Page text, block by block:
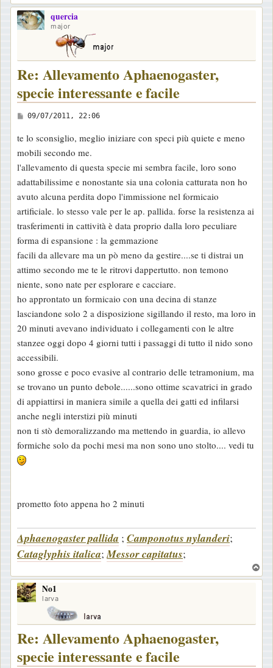
o
quercia
major
Re: Allevamento Aphaenogaster,
specie interessante e facile
M
s
s
a
g
g
i
o
09/07/2011, 22:06
te lo sconsiglio, meglio iniziare con speci più quiete e meno
mobili secondo me.
l'allevamento di questa specie mi sembra facile, loro sono
adattabilissime e nonostante sia una colonia catturata non ho
avuto alcuna perdita dopo l'immissione nel formicaio
artificiale. lo stesso vale per le ap. pallida. forse la resistenza ai
trasferimenti in cattività è data proprio dalla loro peculiare
forma di espansione : la gemmazione
facili da allevare ma un pò meno da gestire....se ti distrai un
attimo secondo me te le ritrovi dappertutto. non temono
niente, sono nate per esplorare e cacciare.
ho approntato un formicaio con una decina di stanze
lasciandone solo 2 a disposizione sigillando il resto, ma loro in
20 minuti avevano individuato i collegamenti con le altre
stanzee oggi dopo 4 giorni tutti i passaggi di tutto il nido sono
accessibili.
sono grosse e poco evasive al contrario delle tetramonium, ma
se trovano un punto debole......sono ottime scavatrici in grado
di appiattirsi in maniera simile a quella dei gatti ed infilarsi
anche negli interstizi più minuti
non ti stò demoralizzando ma mettendo in guardia, io allevo
formiche solo da pochi mesi ma non sono uno stolto.... vedi tu
prometto foto appena ho 2 minuti
Aphaenogaster pallida ; Camponotus nylanderi;
Cataglyphis italica;Messor capitatus;
o
No1
larva
Re: Allevamento Aphaenogaster,
specie interessante e facile